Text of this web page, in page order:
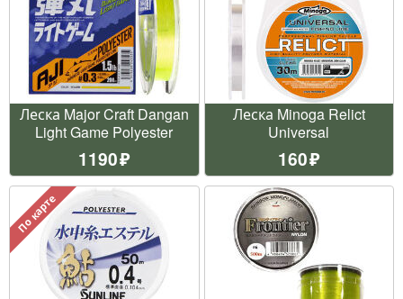
Леска Major Craft Dangan
Light Game Polyester
1190
Леска Minoga Relict
Universal
160
По карте